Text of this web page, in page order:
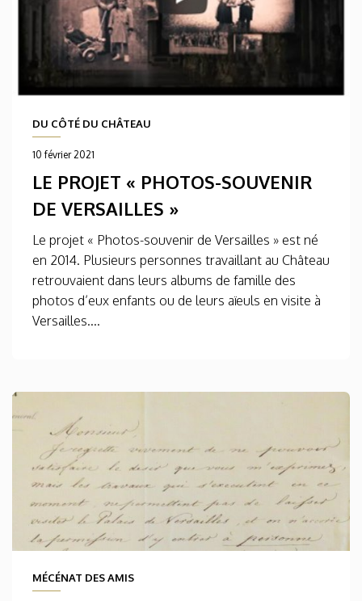
DU CÔTÉ DU CHÂTEAU
10 février 2021
LE PROJET « PHOTOS-SOUVENIR
DE VERSAILLES »
Le projet « Photos-souvenir de Versailles » est né
en 2014. Plusieurs personnes travaillant au Château
retrouvaient dans leurs albums de famille des
photos d’eux enfants ou de leurs aïeuls en visite à
Versailles....
MÉCÉNAT DES AMIS